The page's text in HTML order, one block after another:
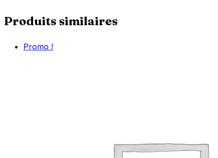
Produits similaires
Promo !